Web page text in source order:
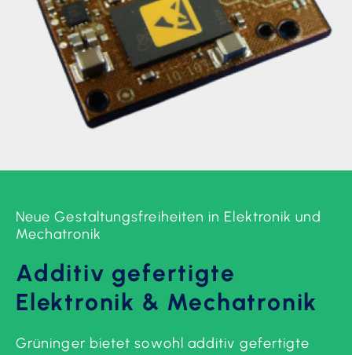
Neue Gestaltungsfreiheiten in Elektronik und
Mechatronik
Additiv gefertigte
Elektronik & Mechatronik
Grüninger bietet sowohl additiv gefertigte